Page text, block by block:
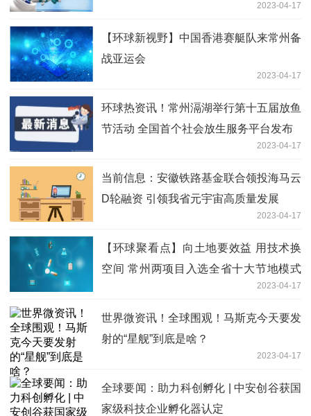
2023-04-17
【环球新视野】中国香港赛艇队来常州备
战亚运会
2023-04-17
环球热资讯！常州滆湖举行第十五届放鱼
节活动 全国首个社会放生服务平台发布
2023-04-17
当前信息：安徽铁路基金联合领投海马云
D轮融资 引领我省元宇宙高质量发展
2023-04-17
【环球聚看点】向土地要效益 用技术换
空间 常州两项目入选全省十大节地模式
2023-04-17
世界微资讯！全球围观！马斯克今天要发
射的“星舰”到底是啥？
2023-04-17
全球要闻：助力科创孵化 | 中安创谷获国
家级科技企业孵化器认定